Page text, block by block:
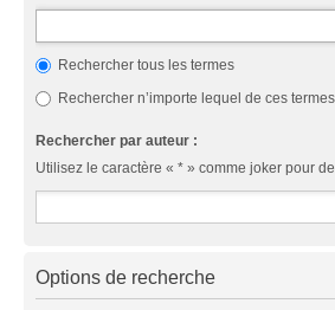
Rechercher tous les termes
Rechercher n’importe lequel de ces termes
Rechercher par auteur :
Utilisez le caractère « * » comme joker pour
Options de recherche